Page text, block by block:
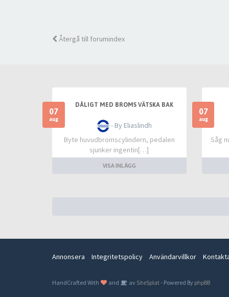
Återgå till forumindex
07
aug
DÅLIGT MED BROMS VÄTSKA BAK
- By Eliaslindh
Byte huvudbromscylindern, pedalen
sjunker ingentin[…]
VISA INLÄGG
07
aug
Såg
Annonsera Integritetspolicy Användarvillkor
HandCrafted With and av SiteSplat- Powered By phpBB